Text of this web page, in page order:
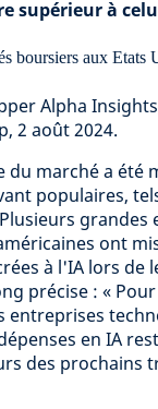
supérieur à
Alpha
2 août 2024.
du marché a été
populaires,
grandes
ont
à l'IA lors de
précise : «
entreprises
en IA
des prochains